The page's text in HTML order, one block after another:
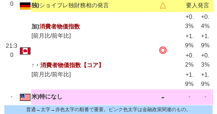
0
独)ショイブレ独財務相の発言 △ 要人発言
21:3
0
加)消費者物価指数
[前月比/前年比]
◎
+0.
3%
+0.
4%
+1.
9%
+1.
9%
↑・ 消費者物価指数 【コア】
[前月比/前年比]
+0.
2%
+0.
3%
+1.
9%
+1.
9%
-
米)特になし - - -
普通→太字→赤色太字の順番で重要。ピンク色太字は金融政策関連のもの。